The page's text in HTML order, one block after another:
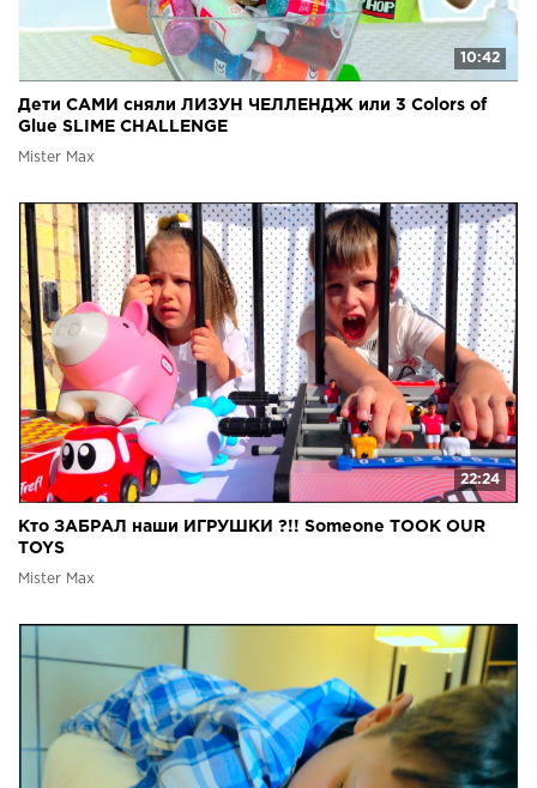
10:42
Дети САМИ сняли ЛИЗУН ЧЕЛЛЕНДЖ или 3 Colors of
Glue SLIME CHALLENGE
Mister Max
22:24
Кто ЗАБРАЛ наши ИГРУШКИ ?!! Someone TOOK OUR
TOYS
Mister Max